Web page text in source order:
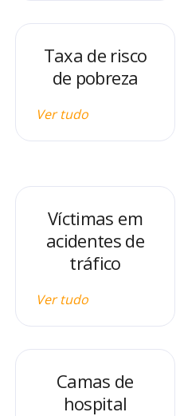
Taxa de risco
de pobreza
Ver tudo
Víctimas em
acidentes de
tráfico
Ver tudo
Camas de
hospital